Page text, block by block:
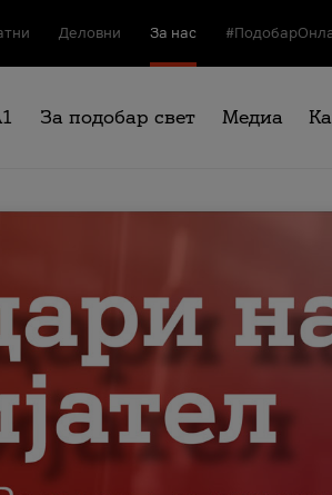
Деловни За нас
За подобар свет Медиа